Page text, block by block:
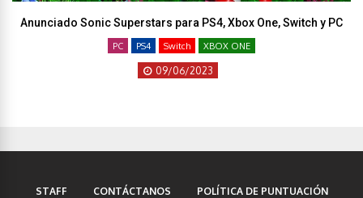
Anunciado Sonic Superstars para PS4, Xbox One, Switch y PC
PC PS4 Switch XBOX ONE
09/06/2023
STAFF CONTÁCTANOS POLÍTICA DE PUNTUACIÓN